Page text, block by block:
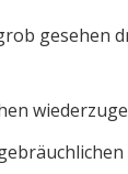
gesehen